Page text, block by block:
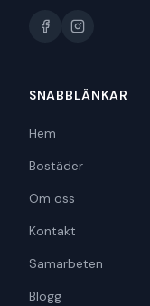
SNABBLÄNKAR
Hem
Bostäder
Om oss
Kontakt
Samarbeten
Blogg